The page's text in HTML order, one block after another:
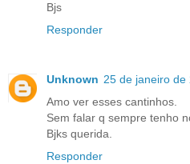
Bjs
Responder
Unknown 25 de janeiro
Amo ver esses cantinhos.
Sem falar q sempre tenho
Bjks querida.
Responder